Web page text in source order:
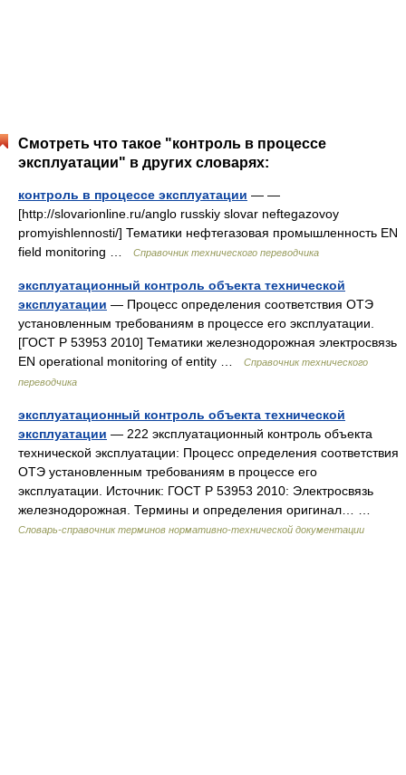
Смотреть что такое "контроль в процессе
эксплуатации" в других словарях:
контроль в процессе эксплуатации — —
[http://slovarionline.ru/anglo russkiy slovar neftegazovoy
promyishlennosti/] Тематики нефтегазовая промышленность EN
field monitoring …
Справочник технического переводчика
эксплуатационный контроль объекта технической
эксплуатации — Процесс определения соответствия ОТЭ
установленным требованиям в процессе его эксплуатации.
[ГОСТ Р 53953 2010] Тематики железнодорожная электросвязь
EN operational monitoring of entity …
Справочник технического
переводчика
эксплуатационный контроль объекта технической
эксплуатации — 222 эксплуатационный контроль объекта
технической эксплуатации: Процесс определения соответствия
ОТЭ установленным требованиям в процессе его
эксплуатации. Источник: ГОСТ Р 53953 2010: Электросвязь
железнодорожная. Термины и определения оригинал… …
Словарь-справочник терминов нормативно-технической документации